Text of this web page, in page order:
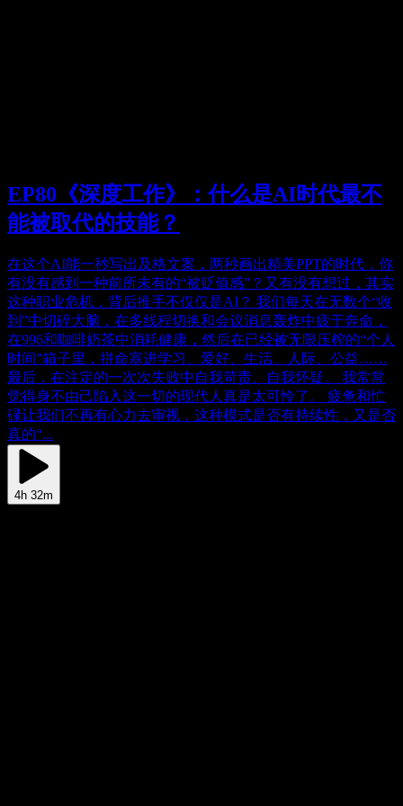
EP80《深度工作》：什么是AI时代最不
能被取代的技能？
在这个AI能一秒写出及格文案，两秒画出精美PPT的时代，你
有没有感到一种前所未有的“被贬值感”？又有没有想过，其实
这种职业危机，背后推手不仅仅是AI？ 我们每天在无数个“收
到”中切碎大脑，在多线程切换和会议消息轰炸中疲于奔命，
在996和咖啡奶茶中消耗健康，然后在已经被无限压榨的“个人
时间”箱子里，拼命塞进学习、爱好、生活、人际、公益……
最后，在注定的一次次失败中自我苛责、自我怀疑。 我常常
觉得身不由己陷入这一切的现代人真是太可怜了。 疲惫和忙
碌让我们不再有心力去审视，这种模式是否有持续性，又是否
真的“...
4h 32m